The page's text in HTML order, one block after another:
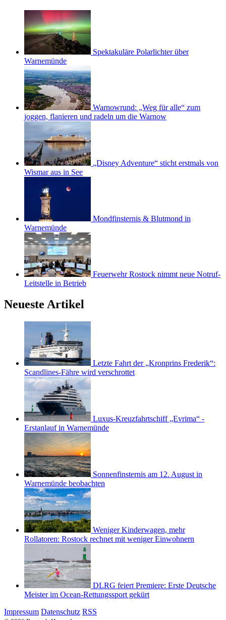
Spektakuläre Polarlichter über
Warnemünde
Warnowrund: „Weg für alle“ zum
joggen, flanieren und radeln um die Warnow
„Disney Adventure“ sticht erstmals von
Wismar aus in See
Mondfinsternis & Blutmond in
Warnemünde
Feuerwehr Rostock nimmt neue Notruf-
Leitstelle in Betrieb
Neueste Artikel
Letzte Fahrt der „Kronprins Frederik“:
Scandlines-Fähre wird verschrottet
Luxus-Kreuzfahrtschiff „Evrima“ -
Erstanlauf in Warnemünde
Sonnenfinsternis am 12. August in
Warnemünde beobachten
Weniger Kinderwagen, mehr
Rollatoren: Rostock rechnet mit weniger Einwohnern
DLRG feiert Premiere: Erste Deutsche
Meister im Ocean-Rettungssport gekürt
Impressum Datenschutz RSS